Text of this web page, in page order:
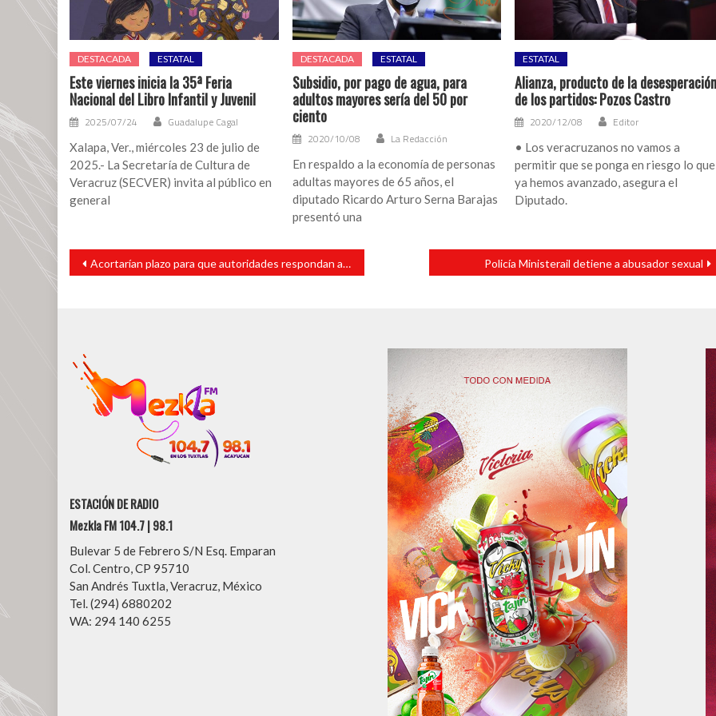
DESTACADA ESTATAL
Este viernes inicia la 35ª Feria
Nacional del Libro Infantil y Juvenil
2025/07/24 Guadalupe Cagal
Xalapa, Ver., miércoles 23 de julio de
2025.- La Secretaría de Cultura de
Veracruz (SECVER) invita al público en
general
DESTACADA ESTATAL
Subsidio, por pago de agua, para
adultos mayores sería del 50 por
ciento
2020/10/08 La Redacción
En respaldo a la economía de personas
adultas mayores de 65 años, el
diputado Ricardo Arturo Serna Barajas
presentó una
ESTATAL
Alianza, producto de la
de los partidos: Pozos Castro
2020/12/08 Editor
• Los veracruzanos no vamos a
permitir que se ponga en riesgo lo que
ya hemos avanzado, asegura el
Diputado.
Navegación
entradas
Acortarían plazo para que autoridades respondan a peticiones ciudadanas Policía Ministerail detiene a abusador sexual
ESTACIÓN DE RADIO
Mezkla FM 104.7 | 98.1
Bulevar 5 de Febrero S/N Esq. Emparan
Col. Centro, CP 95710
San Andrés Tuxtla, Veracruz, México
Tel. (294) 6880202
WA: 294 140 6255